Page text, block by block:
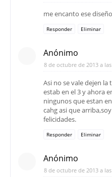
me encanto ese
Responder Eliminar
Anónimo
8 de octubre de 2013 a
Asi no se vale dejen
estab en el 3 y ahora
ningunos que estan
cahg asi que
felicidades.
Responder Eliminar
Anónimo
8 de octubre de 2013 a las